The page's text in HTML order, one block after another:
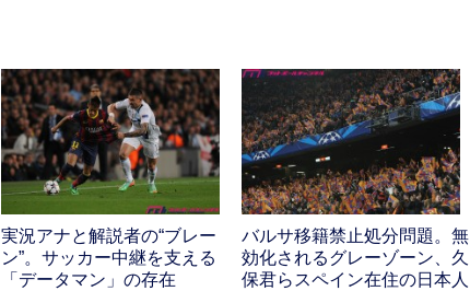
実況アナと解説者の“ブレー
ン”。サッカー中継を支える
「データマン」の存在
バルサ移籍禁止処分問題。無
効化されるグレーゾーン、久
保君らスペイン在住の日本人